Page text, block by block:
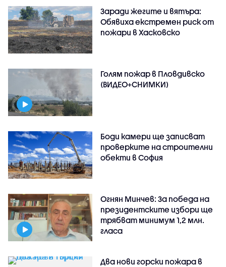
Заради жегите и вятъра:
Обявиха екстремен риск от
пожари в Хасковско
Голям пожар в Пловдивско
(ВИДЕО+СНИМКИ)
Боди камери ще записват
проверките на строителни
обекти в София
Огнян Минчев: За победа на
президентските избори ще
трябват минимум 1,2 млн.
гласа
Два нови горски пожара в